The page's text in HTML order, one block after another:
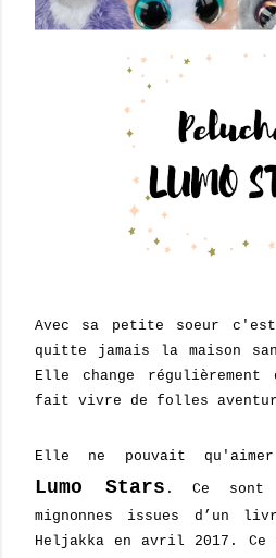
Avec sa petite soeur
quitte jamais la maison
Elle change
fait vivre de folles
Elle ne pouvait
Lumo Stars .Ce sont
mignonnes issues d’un
Heljakka en avril 2017.